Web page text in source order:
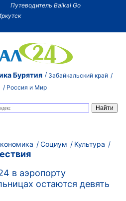
Путеводитель Baikal Go
Бурятия
Забайкальский край
Россия и Мир
Социум
Культура
в аэропорту
остаются девять